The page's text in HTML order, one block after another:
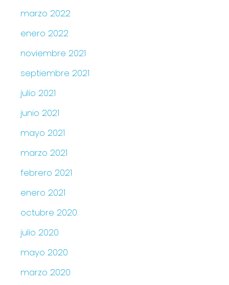
marzo 2022
enero 2022
noviembre 2021
septiembre 2021
julio 2021
junio 2021
mayo 2021
marzo 2021
febrero 2021
enero 2021
octubre 2020
julio 2020
mayo 2020
marzo 2020